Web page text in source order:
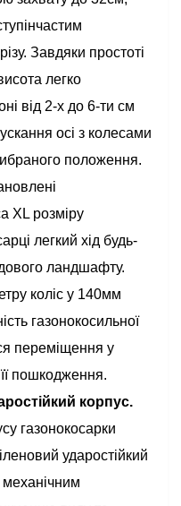
Завдяки простоті
легко
від 2-х до 6-ти см
осі з колесами
положення.
XL розміру
легкий хід будь-
ландшафту.
коліс у 140мм
газонокосильної
переміщення у
її пошкодження.
корпус.
газонокосарки
ударостійкий
механічним